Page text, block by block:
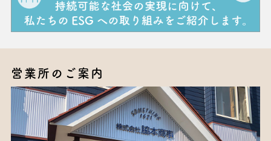
営業所のご案内